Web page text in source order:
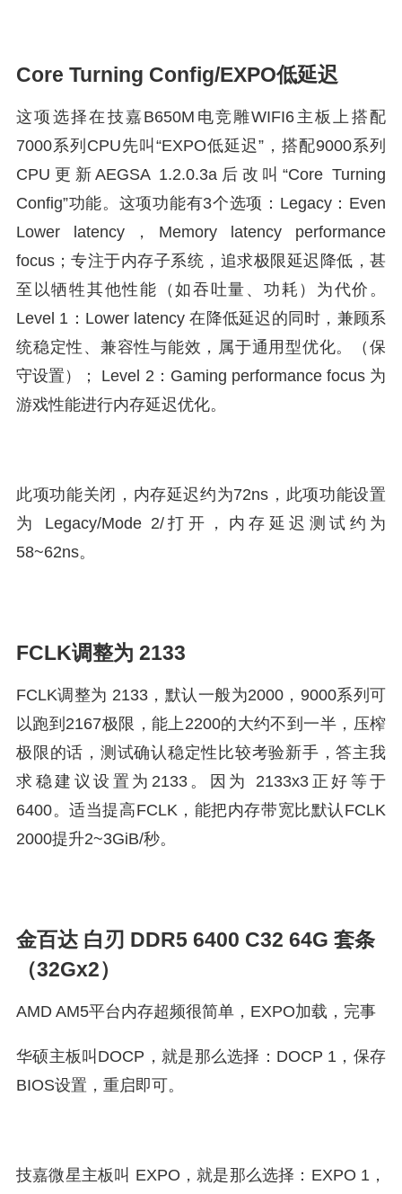
Core Turning Config/EXPO低延迟
这项选择在技嘉B650M电竞雕WIFI6主板上搭配
7000系列CPU先叫“EXPO低延迟”，搭配9000系列
CPU更新AEGSA 1.2.0.3a后改叫“Core Turning
Config”功能。这项功能有3个选项：Legacy：Even
Lower latency，Memory latency performance
focus；专注于内存子系统，追求极限延迟降低，甚
至以牺牲其他性能（如吞吐量、功耗）为代价。
Level 1：Lower latency 在降低延迟的同时，兼顾系
统稳定性、兼容性与能效，属于通用型优化。（保
守设置）； Level 2：Gaming performance focus 为
游戏性能进行内存延迟优化。
此项功能关闭，内存延迟约为72ns，此项功能设置
为 Legacy/Mode 2/打开，内存延迟测试约为
58~62ns。
FCLK调整为 2133
FCLK调整为 2133，默认一般为2000，9000系列可
以跑到2167极限，能上2200的大约不到一半，压榨
极限的话，测试确认稳定性比较考验新手，答主我
求稳建议设置为2133。因为 2133x3正好等于
6400。适当提高FCLK，能把内存带宽比默认FCLK
2000提升2~3GiB/秒。
金百达 白刃 DDR5 6400 C32 64G 套条
（32Gx2）
AMD AM5平台内存超频很简单，EXPO加载，完事
华硕主板叫DOCP，就是那么选择：DOCP 1，保存
BIOS设置，重启即可。
技嘉微星主板叫 EXPO，就是那么选择：EXPO 1，